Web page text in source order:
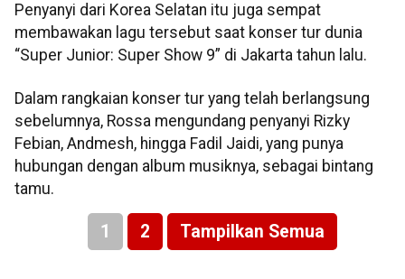
Penyanyi dari Korea Selatan itu juga sempat
membawakan lagu tersebut saat konser tur dunia
“Super Junior: Super Show 9” di Jakarta tahun lalu.
Dalam rangkaian konser tur yang telah berlangsung
sebelumnya, Rossa mengundang penyanyi Rizky
Febian, Andmesh, hingga Fadil Jaidi, yang punya
hubungan dengan album musiknya, sebagai bintang
tamu.
1 2 Tampilkan Semua